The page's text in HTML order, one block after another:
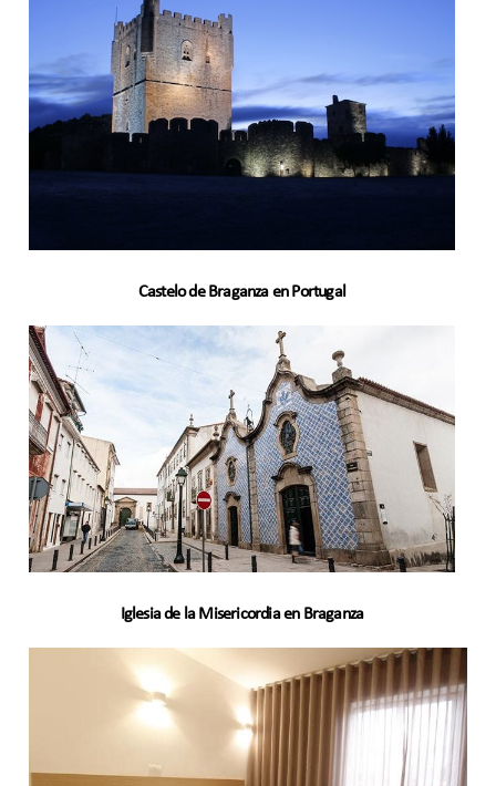
Castelo de Braganza en Portugal
Iglesia de la Misericordia en Braganza